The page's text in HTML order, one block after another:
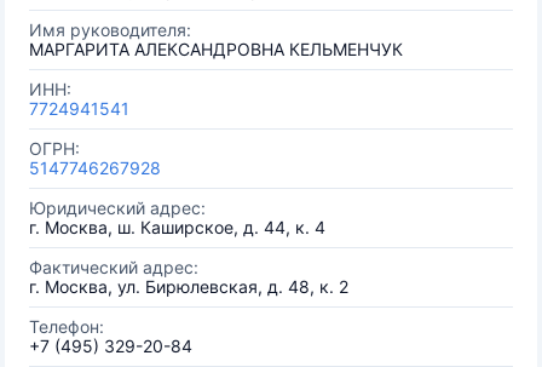
Имя руководителя:
МАРГАРИТА АЛЕКСАНДРОВНА КЕЛЬМЕНЧУК
ИНН:
7724941541
ОГРН:
5147746267928
Юридический адрес:
г. Москва, ш. Каширское, д. 44, к. 4
Фактический адрес:
г. Москва, ул. Бирюлевская, д. 48, к. 2
Телефон:
+7 (495) 329-20-84